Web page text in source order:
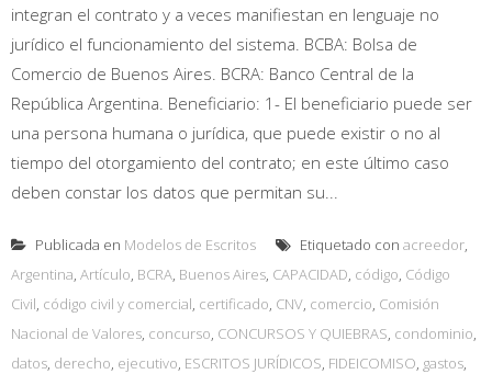
integran el contrato y a veces manifiestan en lenguaje no
jurídico el funcionamiento del sistema. BCBA: Bolsa de
Comercio de Buenos Aires. BCRA: Banco Central de la
República Argentina. Beneficiario: 1- El beneficiario puede ser
una persona humana o jurídica, que puede existir o no al
tiempo del otorgamiento del contrato; en este último caso
deben constar los datos que permitan su...
Publicada en Modelos de Escritos Etiquetado con acreedor,
Argentina, Artículo, BCRA, Buenos Aires, CAPACIDAD, código, Código
Civil, código civil y comercial, certificado, CNV, comercio, Comisión
Nacional de Valores, concurso, CONCURSOS Y QUIEBRAS, condominio,
datos, derecho, ejecutivo, ESCRITOS JURÍDICOS, FIDEICOMISO, gastos,